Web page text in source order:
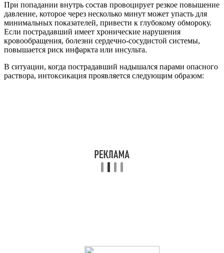
При попадании внутрь состав провоцирует резкое повышение
давление, которое через несколько минут может упасть для
минимальных показателей, привести к глубокому обмороку.
Если пострадавший имеет хронические нарушения
кровообращения, болезни сердечно-сосудистой системы,
повышается риск инфаркта или инсульта.
В ситуации, когда пострадавший надышался парами опасного
раствора, интоксикация проявляется следующим образом: